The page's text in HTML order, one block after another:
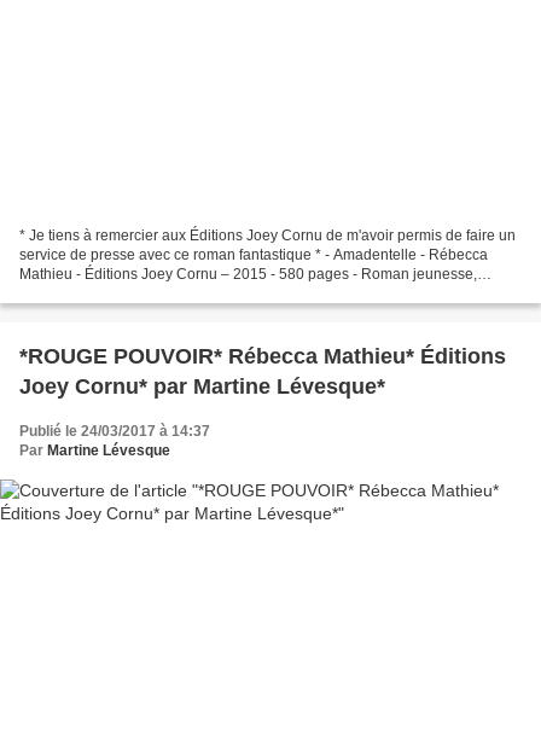
* Je tiens à remercier aux Éditions Joey Cornu de m'avoir permis de faire un
service de presse avec ce roman fantastique * - Amadentelle - Rébecca
Mathieu - Éditions Joey Cornu – 2015 - 580 pages - Roman jeunesse,
*ROUGE POUVOIR* Rébecca Mathieu* Éditions
Joey Cornu* par Martine Lévesque*
Publié le 24/03/2017 à 14:37
Par Martine Lévesque